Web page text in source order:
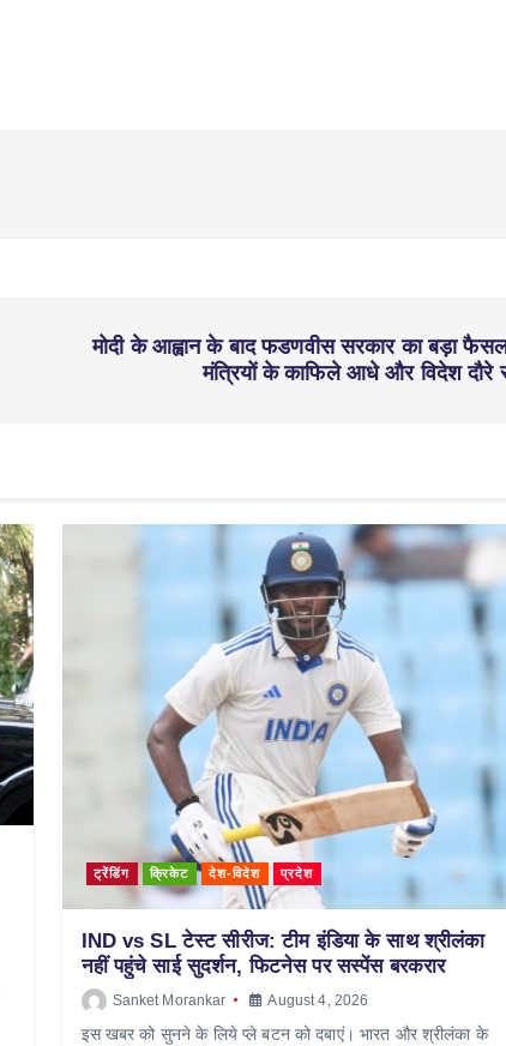
मोदी के आह्वान के बाद फडणवीस सरकार का बड़ा
मंत्रियों के काफिले आधे और विदेश दौरे
ट्रेंडिंग क्रिकेट देश-विदेश प्रदेश
IND vs SL टेस्ट सीरीज: टीम इंडिया के साथ श्रीलंका
नहीं पहुंचे साई सुदर्शन, फिटनेस पर सस्पेंस बरकरार
Sanket Morankar August 4, 2026
इस खबर को सुनने के लिये प्ले बटन को दबाएं। भारत और श्रीलंका के